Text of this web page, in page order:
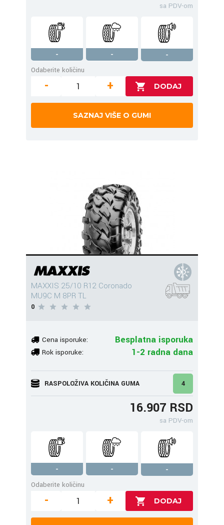
sa PDV-om
- -
-
Odaberite količinu
- +
SAZNAJ VIŠE O GUMI
MAXXIS 25/10 R12 Coronado
MU9C M 8PR TL
0
Cena isporuke: Besplatna isporuka
Rok isporuke: 1-2 radna dana
RASPOLOŽIVA KOLIČINA GUMA 4
16.907 RSD
sa PDV-om
- -
-
Odaberite količinu
- +